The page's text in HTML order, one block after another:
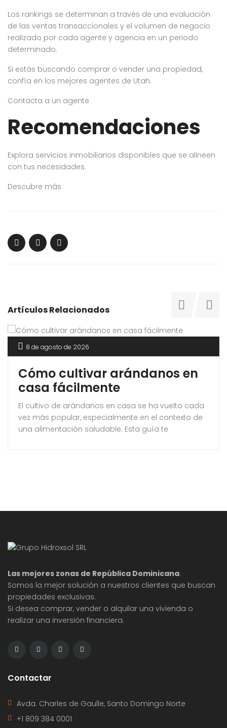
Los rankings se determinan a través de una evaluación
de las ventas transaccionales y el volumen de negocio
realizado por cada agente y agencia en un periodo
determinado.
Si estás buscando comprar o vender una propiedad,
confía en los mejores agentes de Utah.
Contacta a un agente
Recomendaciones
Explora servicios inmobiliarios disponibles que se alineen
con tus necesidades.
Descubre más
Artículos Relacionados
8 de agosto de 2026
Cómo cultivar arándanos en
casa fácilmente
El cultivo de arándanos en casa se ha vuelto cada
vez más popular, especialmente en el contexto de
una alimentación saludable. Esta guía te
Las mejores zonas de República Dominicana.
Somos la mejor solución a nuestros clientes que buscan
propiedades exclusivas.
Si desea comprar, vender o alquilar una vivienda o
realizar una inversión financiera.
Contactar
Avda. Charles de Gaulle, Santo Domingo Norte
+1 809 384 0001